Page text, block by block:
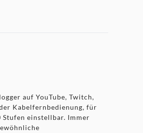
auf YouTube, Twitch,
Kabelfernbedienung, für
einstellbar. Immer